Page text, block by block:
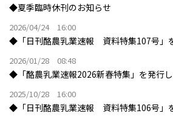
◆夏季臨時休刊のお知らせ
2026/04/24 16:00
◆「日刊酪農乳業速報 資料特集107号」
2026/01/28 08:48
◆「酪農乳業速報2026新春特集」を発行
2025/10/28 16:00
◆「日刊酪農乳業速報 資料特集106号」